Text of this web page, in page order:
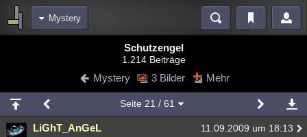
Mystery
Blogs Videos
Chat Wiki Neuigkeiten
meine Rubriken
Menschen Wissenschaft Mystery Kriminalfälle
Schutzengel
1.214 Beiträge
Mystery 3 Bilder Mehr
Seite 21 / 61
LiGhT_AnGeL 11.09.2009 um 18:13